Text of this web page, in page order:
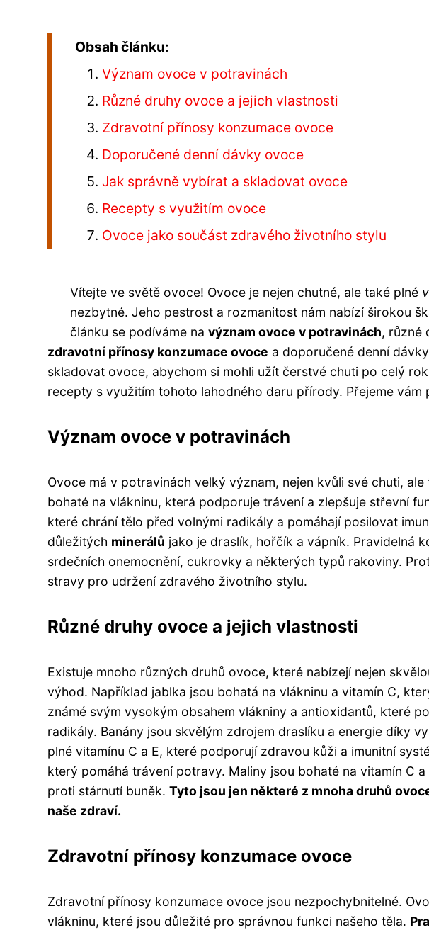
Obsah článku:
Význam ovoce v potravinách
Různé druhy ovoce a jejich vlastnosti
Zdravotní přínosy konzumace ovoce
Doporučené denní dávky ovoce
Jak správně vybírat a skladovat ovoce
Recepty s využitím ovoce
Ovoce jako součást zdravého životního stylu
Vítejte ve světě ovoce! Ovoce je nejen chutné, ale také plné
nezbytné. Jeho pestrost a rozmanitost nám nabízí širokou
článku se podíváme na význam ovoce v potravinách, různé
zdravotní přínosy konzumace ovoce a doporučené denní
skladovat ovoce, abychom si mohli užít čerstvé chuti po celý
recepty s využitím tohoto lahodného daru přírody. Přejeme vám
Význam ovoce v potravinách
Ovoce má v potravinách velký význam, nejen kvůli své chuti,
bohaté na vlákninu, která podporuje trávení a zlepšuje střevní
které chrání tělo před volnými radikály a pomáhají posilovat
důležitých minerálů jako je draslík, hořčík a vápník. Pravidelná
srdečních onemocnění, cukrovky a některých typů rakoviny.
stravy pro udržení zdravého životního stylu.
Různé druhy ovoce a jejich vlastnosti
Existuje mnoho různých druhů ovoce, které nabízejí nejen
výhod. Například jablka jsou bohatá na vlákninu a vitamín C,
známé svým vysokým obsahem vlákniny a antioxidantů, které
radikály. Banány jsou skvělým zdrojem draslíku a energie díky
plné vitamínu C a E, které podporují zdravou kůži a imunitní
který pomáhá trávení potravy. Maliny jsou bohaté na vitamín C
proti stárnutí buněk. Tyto jsou jen některé z mnoha druhů
naše zdraví.
Zdravotní přínosy konzumace ovoce
Zdravotní přínosy konzumace ovoce jsou nezpochybnitelné.
vlákninu, které jsou důležité pro správnou funkci našeho těla.